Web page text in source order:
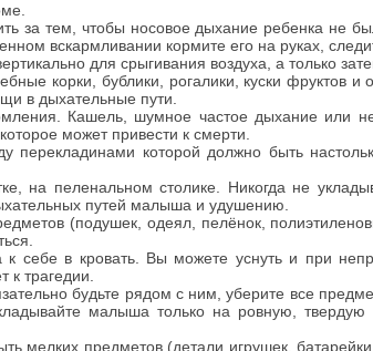
за тем, чтобы носовое дыхание ребенка не
вскармливании кормите его на руках,
для срыгивания воздуха, а только
корки, бублики, рогалики, куски фруктов
в дыхательные пути.
Кашель, шумное частое дыхание или
может привести к смерти.
перекладинами которой должно быть
на пеленальном столике. Никогда не
путей малыша и удушению.
(подушек, одеял, пелёнок,
к себе в кровать. Вы можете уснуть и при
к трагедии.
будьте рядом с ним, уберите все
малыша только на ровную,
мелких предметов (детали игрушек,